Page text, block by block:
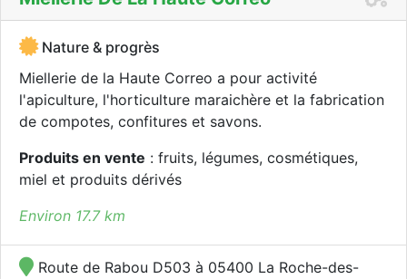
Nature & progrès
Miellerie de la Haute Correo a pour activité
l'apiculture, l'horticulture maraichère et la fabrication
de compotes, confitures et savons.
Produits en vente : fruits, légumes, cosmétiques,
miel et produits dérivés
Environ 17.7 km
Route de Rabou D503 à 05400 La Roche-des-